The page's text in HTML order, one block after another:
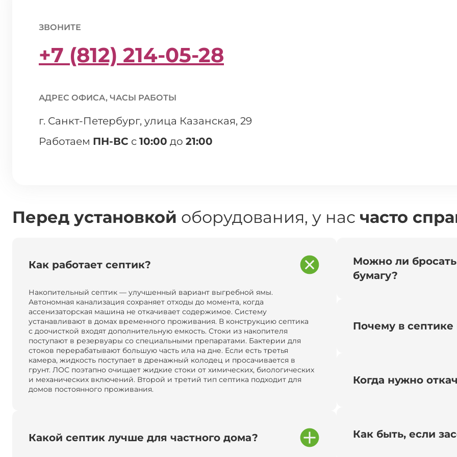
ЗВОНИТЕ
+7 (812) 214-05-28
АДРЕС ОФИСА, ЧАСЫ РАБОТЫ
г. Санкт-Петербург, улица Казанская, 29
Работаем ПН-ВС с 10:00 до 21:00
Перед установкой оборудования, у нас часто
Как работает септик?
Накопительный септик — улучшенный вариант выгребной ямы.
Автономная канализация сохраняет отходы до момента, когда
ассенизаторская машина не откачивает содержимое. Систему
устанавливают в домах временного проживания. В конструкцию септика
с доочисткой входят дополнительную емкость. Стоки из накопителя
поступают в резервуары со специальными препаратами. Бактерии для
стоков перерабатывают большую часть ила на дне. Если есть третья
камера, жидкость поступает в дренажный колодец и просачивается в
грунт. ЛОС поэтапно очищает жидкие стоки от химических, биологических
и механических включений. Второй и третий тип септика подходит для
домов постоянного проживания.
Какой септик лучше для частного дома?
Можно ли
бумагу?
Почему в септике
Когда нужно
Как быть, если